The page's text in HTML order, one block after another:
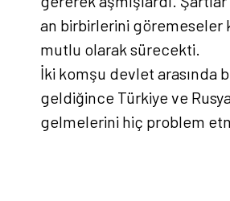
an birbirlerini göremeseler
mutlu olarak sürecekti.
İki komşu devlet arasında
geldiğince Türkiye ve
gelmelerini hiç problem